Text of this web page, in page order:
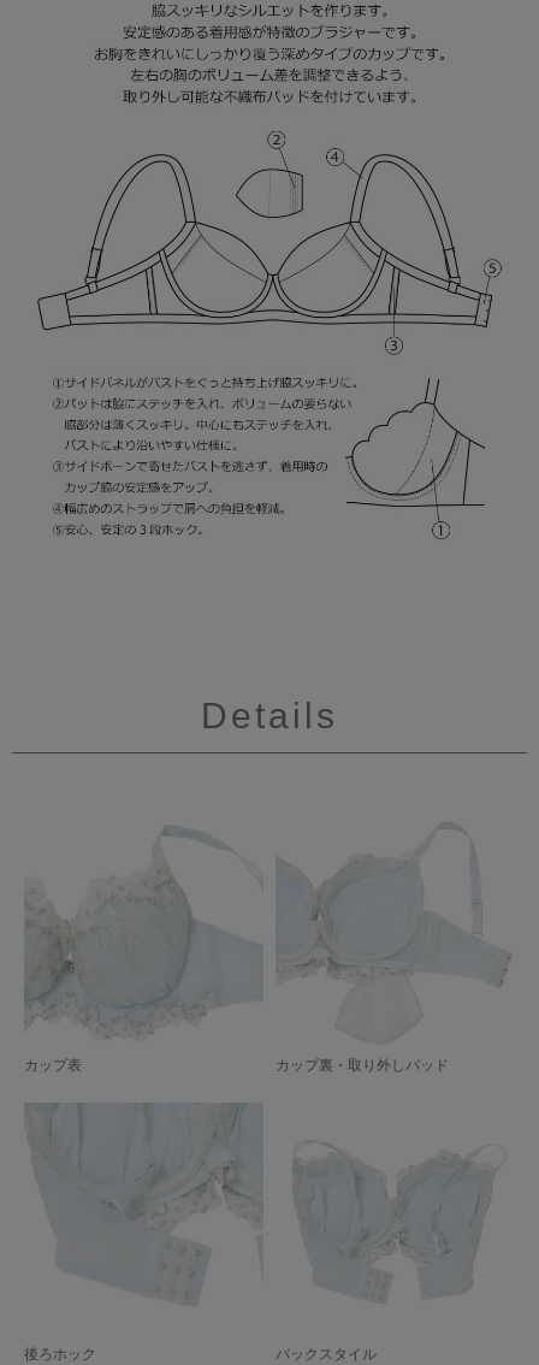
Details
カップ表 カップ裏・取り外しパッド
後ろホック バックスタイル